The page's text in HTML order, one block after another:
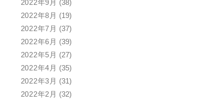
2022年9月 (38)
2022年8月 (19)
2022年7月 (37)
2022年6月 (39)
2022年5月 (27)
2022年4月 (35)
2022年3月 (31)
2022年2月 (32)